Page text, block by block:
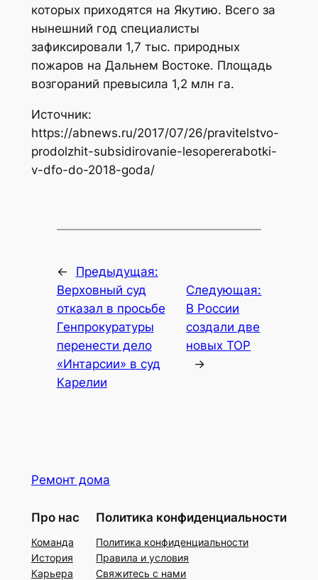
которых приходятся на Якутию. Всего за
нынешний год специалисты
зафиксировали 1,7 тыс. природных
пожаров на Дальнем Востоке. Площадь
возгораний превысила 1,2 млн га.
Источник:
https://abnews.ru/2017/07/26/pravitelstvo-
prodolzhit-subsidirovanie-lesopererabotki-
v-dfo-do-2018-goda/
←
Предыдущая:
Верховный суд
отказал в просьбе
Генпрокуратуры
перенести дело
«Интарсии» в суд
Карелии
Следующая:
В России
создали две
новых ТОР
→
Ремонт дома
Про нас
Команда
История
Карьера
Политика конфиденциальности
Политика конфиденциальности
Правила и условия
Свяжитесь с нами